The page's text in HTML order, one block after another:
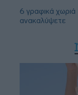
6 γραφικά
ανακαλύψετε